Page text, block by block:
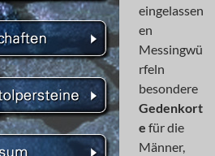
eingelassen
en
Messingwü
rfeln
besondere
Gedenkort
e für die
Männer,